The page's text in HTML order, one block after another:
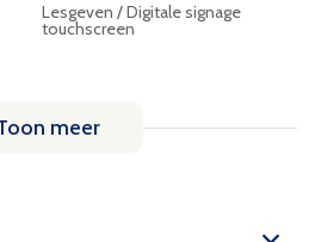
Lesgeven / Digitale signage
touchscreen
meer